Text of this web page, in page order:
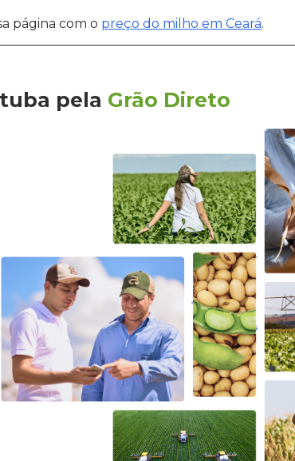
página com o preço do milho em Ceará.
pela Grão Direto